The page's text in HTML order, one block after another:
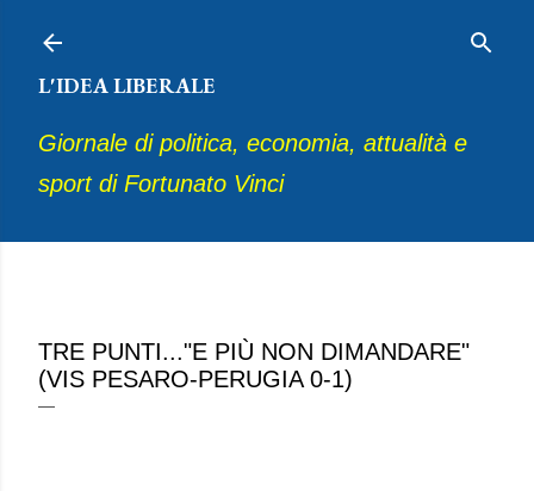
L'IDEA LIBERALE
Giornale di politica, economia, attualità e
sport di Fortunato Vinci
TRE PUNTI..."E PIÙ NON DIMANDARE"
(VIS PESARO-PERUGIA 0-1)